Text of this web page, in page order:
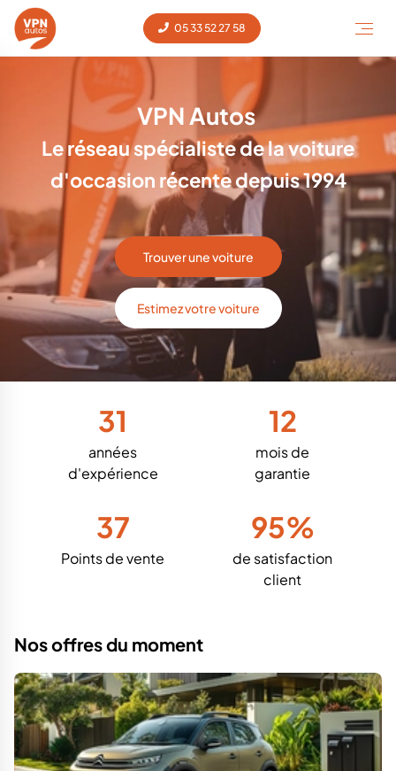
05 33 52 27 58
VPN Autos
Le réseau spécialiste de la voiture
d'occasion récente depuis 1994
Trouver une voiture
Estimez votre voiture
31
années
d'expérience
12
mois de
garantie
37
Points de vente
95%
de satisfaction
client
Nos offres du moment